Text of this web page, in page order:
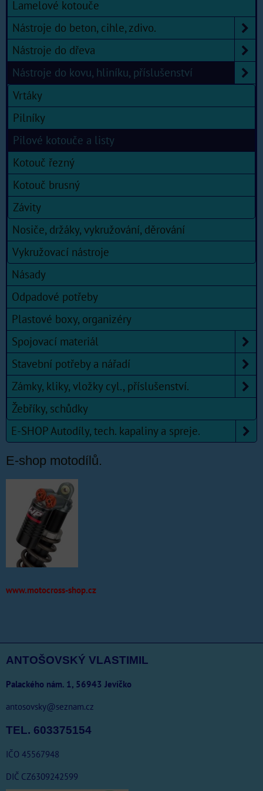
Lamelové kotouče
Nástroje do beton, cihle, zdivo.
Nástroje do dřeva
Nástroje do kovu, hliníku, příslušenství
Vrtáky
Pilníky
Pilové kotouče a listy
Kotouč řezný
Kotouč brusný
Závity
Nosiče, držáky, vykružování, děrování
Vykružovací nástroje
Násady
Odpadové potřeby
Plastové boxy, organizéry
Spojovací materiál
Stavební potřeby a nářadí
Zámky, kliky, vložky cyl., příslušenství.
Žebříky, schůdky
E-SHOP Autodíly, tech. kapaliny a spreje.
E-shop motodílů.
www.motocross-shop.cz
ANTOŠOVSKÝ VLASTIMIL
Palackého nám. 1, 56943 Jevíčko
antosovsky@seznam.cz
TEL. 603375154
IČO 45567948
DIČ CZ6309242599